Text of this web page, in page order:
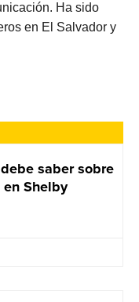
saber sobre
Shelby
Ha sido
en El Salvador y